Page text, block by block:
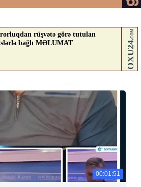
00:01:51